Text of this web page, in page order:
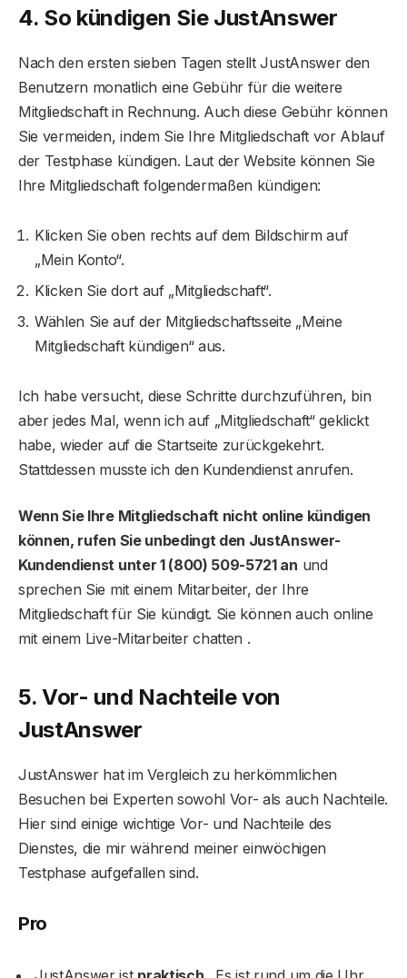
4. So kündigen Sie JustAnswer
Nach den ersten sieben Tagen stellt JustAnswer den
Benutzern monatlich eine Gebühr für die weitere
Mitgliedschaft in Rechnung. Auch diese Gebühr können
Sie vermeiden, indem Sie Ihre Mitgliedschaft vor Ablauf
der Testphase kündigen. Laut der Website können Sie
Ihre Mitgliedschaft folgendermaßen kündigen:
Klicken Sie oben rechts auf dem Bildschirm auf
„Mein Konto“.
Klicken Sie dort auf „Mitgliedschaft“.
Wählen Sie auf der Mitgliedschaftsseite „Meine
Mitgliedschaft kündigen“ aus.
Ich habe versucht, diese Schritte durchzuführen, bin
aber jedes Mal, wenn ich auf „Mitgliedschaft“ geklickt
habe, wieder auf die Startseite zurückgekehrt.
Stattdessen musste ich den Kundendienst anrufen.
Wenn Sie Ihre Mitgliedschaft nicht online kündigen
können, rufen Sie unbedingt den JustAnswer-
Kundendienst unter 1 (800) 509-5721 an und
sprechen Sie mit einem Mitarbeiter, der Ihre
Mitgliedschaft für Sie kündigt. Sie können auch online
mit einem Live-Mitarbeiter chatten .
5. Vor- und Nachteile von
JustAnswer
JustAnswer hat im Vergleich zu herkömmlichen
Besuchen bei Experten sowohl Vor- als auch Nachteile.
Hier sind einige wichtige Vor- und Nachteile des
Dienstes, die mir während meiner einwöchigen
Testphase aufgefallen sind.
Pro